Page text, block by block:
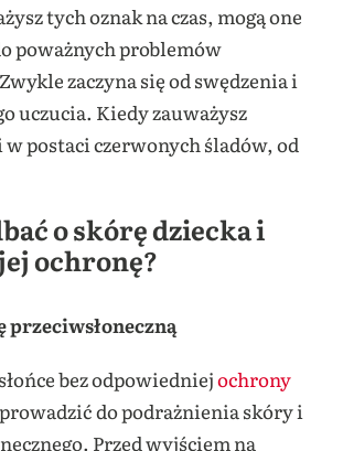
tych oznak na czas, mogą one
poważnych problemów
zaczyna się od swędzenia i
uczucia. Kiedy zauważysz
postaci czerwonych śladów, od
o skórę dziecka i
ochronę?
przeciwsłoneczną
bez odpowiedniejochrony
do podrażnienia skóry i
Przed wyjściem na